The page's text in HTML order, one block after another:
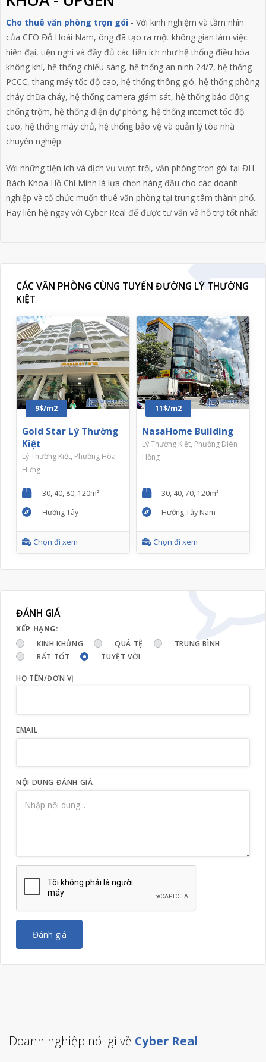
Cho thuê văn phòng trọn gói- Với kinh nghiệm và tầm nhìn
của CEO Đỗ Hoài Nam, ông đã tạo ra một không gian làm việc
hiện đại, tiện nghi và đầy đủ các tiện ích như hệ thống điều hòa
không khí, hệ thống chiếu sáng, hệ thống an ninh 24/7, hệ thống
PCCC, thang máy tốc độ cao, hệ thống thông gió, hệ thống phòng
cháy chữa cháy, hệ thống camera giám sát, hệ thống báo động
chống trộm, hệ thống điện dự phòng, hệ thống internet tốc độ
cao, hệ thống máy chủ, hệ thống bảo vệ và quản lý tòa nhà
chuyên nghiệp.
Với những tiện ích và dịch vụ vượt trội, văn phòng trọn gói tại ĐH
Bách Khoa Hồ Chí Minh là lựa chọn hàng đầu cho các doanh
nghiệp và tổ chức muốn thuê văn phòng tại trung tâm thành phố.
Hãy liên hệ ngay với Cyber Real để được tư vấn và hỗ trợ tốt nhất!
CÁC VĂN PHÒNG CÙNG TUYẾN ĐƯỜNG LÝ THƯỜNG
KIỆT
9$/m2
Gold Star Lý Thường
Kiệt
Lý Thường Kiệt, Phường Hòa
Hưng
30, 40, 80, 120m²
Hướng Tây
Chọn đi xem
11$/m2
NasaHome Building
Lý Thường Kiệt, Phường Diên
Hồng
30, 40, 70, 120m²
Hướng Tây Nam
Chọn đi xem
ĐÁNH GIÁ
XẾP HẠNG:
KINH KHỦNG
QUÁ TỆ
TRUNG BÌNH
RẤT TỐT
TUYỆT VỜI
HỌ TÊN/ĐƠN VỊ
EMAIL
NỘI DUNG ĐÁNH GIÁ
Đánh giá
Doanh nghiệp nói gì về Cyber Real